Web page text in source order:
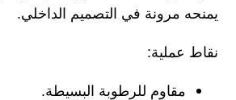
يمنحه مرونة في التصميم الداخلي.
نقاط عملية:
مقاوم للرطوبة البسيطة.